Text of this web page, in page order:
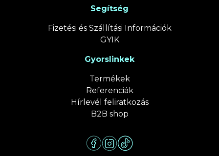
Segítség
Fizetési és Szállítási Információk
GYIK
Gyorslinkek
Termékek
Referenciák
Hírlevél feliratkozás
B2B shop